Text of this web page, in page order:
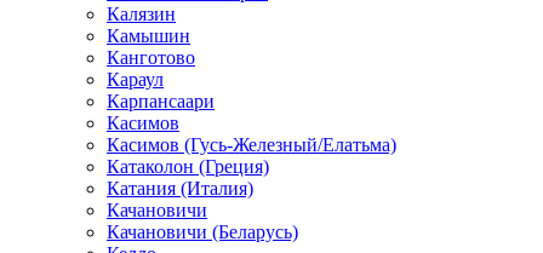
Калязин
Камышин
Канготово
Караул
Карпансаари
Касимов
Касимов (Гусь-Железный/Елатьма)
Катаколон (Греция)
Катания (Италия)
Качановичи
Качановичи (Беларусь)